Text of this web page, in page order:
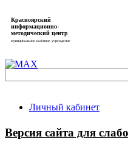
Красноярский
информационно-
методический центр
муниципальное казённое учреждение
Личный кабинет
Версия сайта для